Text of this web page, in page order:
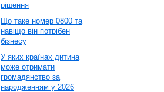
рішення
Що таке номер 0800 та
навіщо він потрібен
бізнесу
У яких країнах дитина
може отримати
громадянство за
народженням у 2026